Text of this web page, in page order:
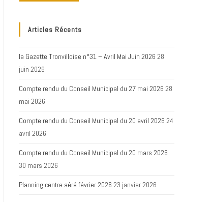
Articles Récents
la Gazette Tronvilloise n°31 – Avril Mai Juin 2026 28
juin 2026
Compte rendu du Conseil Municipal du 27 mai 2026 28
mai 2026
Compte rendu du Conseil Municipal du 20 avril 2026 24
avril 2026
Compte rendu du Conseil Municipal du 20 mars 2026
30 mars 2026
Planning centre aéré février 2026 23 janvier 2026